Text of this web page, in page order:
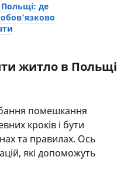
де
житло в Польщі
помешкання
кроків і бути
та правилах. Ось
які допоможуть